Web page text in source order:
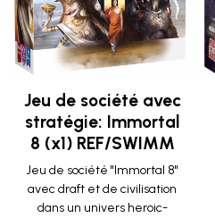
Jeu de société avec
stratégie: Immortal
8 (x1) REF/SWIMM
Jeu de société "Immortal 8"
avec draft et de civilisation
dans un univers heroic-